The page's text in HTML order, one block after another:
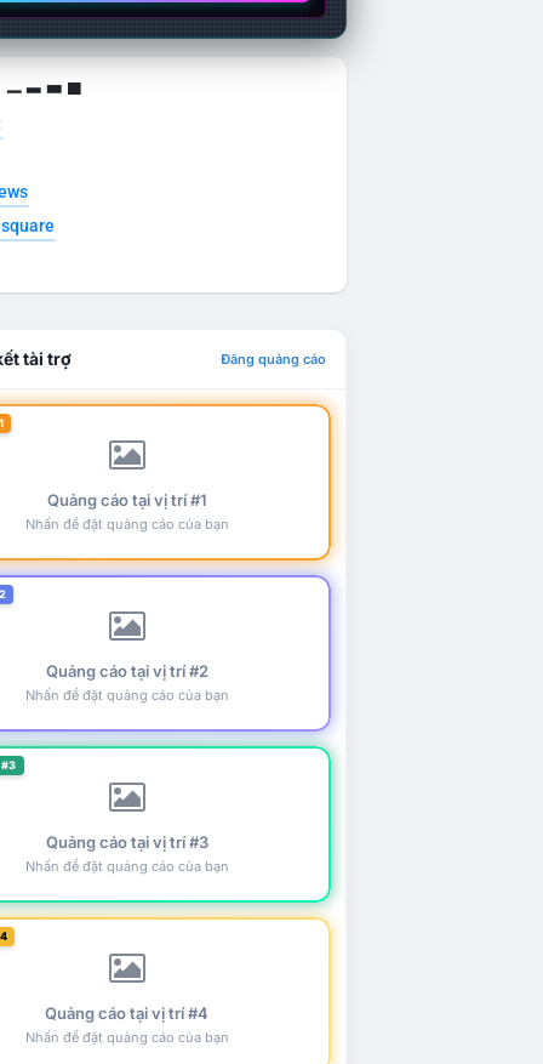
▁ ▂ ▃ ▄
tài trợ Đăng quảng cáo
Quảng cáo tại vị trí #1
Nhấn để đặt quảng cáo của bạn
Quảng cáo tại vị trí #2
Nhấn để đặt quảng cáo của bạn
Quảng cáo tại vị trí #3
Nhấn để đặt quảng cáo của bạn
Quảng cáo tại vị trí #4
Nhấn để đặt quảng cáo của bạn